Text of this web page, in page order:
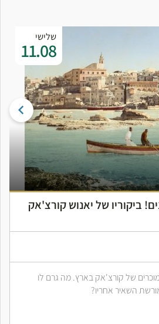
שלישי
11.08
ביקוריו של יאנוש קורצ'אק
של קורצ'אק בארץ. מה גרם לו
השאיר אחריו?